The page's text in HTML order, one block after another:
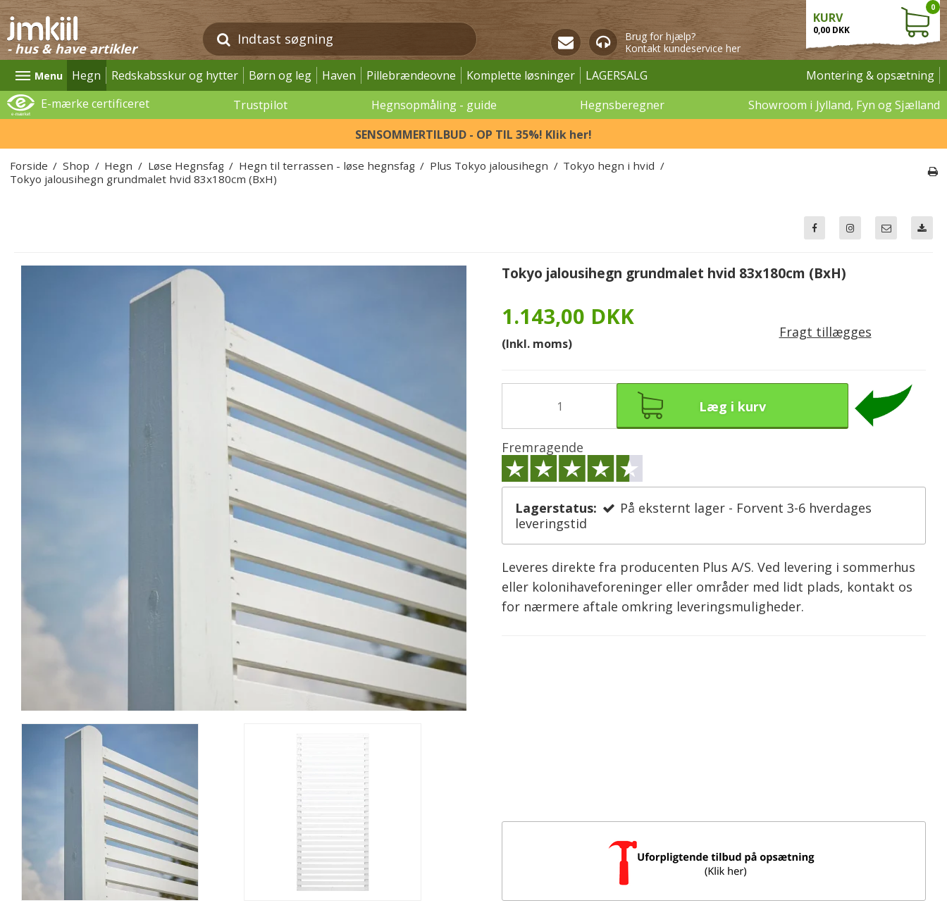
- hus & have artikler
Brug for hjælp?
Kontakt kundeservice her
KURV
0,00 DKK
0
Menu Hegn Redskabsskur og hytter Børn og leg Haven Pillebrændeovne Komplette løsninger LAGERSALG
Montering & opsætning
E-mærke certificeret
Trustpilot Hegnsopmåling - guide Hegnsberegner
Showroom i Jylland, Fyn og Sjælland
SENSOMMERTILBUD - OP TIL 35%! Klik her!
Forside / Shop / Hegn / Løse Hegnsfag / Hegn til terrassen - løse hegnsfag / Plus Tokyo jalousihegn / Tokyo hegn i hvid /
Tokyo jalousihegn grundmalet hvid 83x180cm (BxH)
Tokyo jalousihegn grundmalet hvid 83x180cm (BxH)
1.143,00 DKK
(Inkl. moms)
Fragt tillægges
Læg i kurv
Fremragende
Lagerstatus:
På eksternt lager - Forvent 3-6 hverdages
leveringstid
Leveres direkte fra producenten Plus A/S. Ved levering i sommerhus
eller kolonihaveforeninger eller områder med lidt plads, kontakt os
for nærmere aftale omkring leveringsmuligheder.